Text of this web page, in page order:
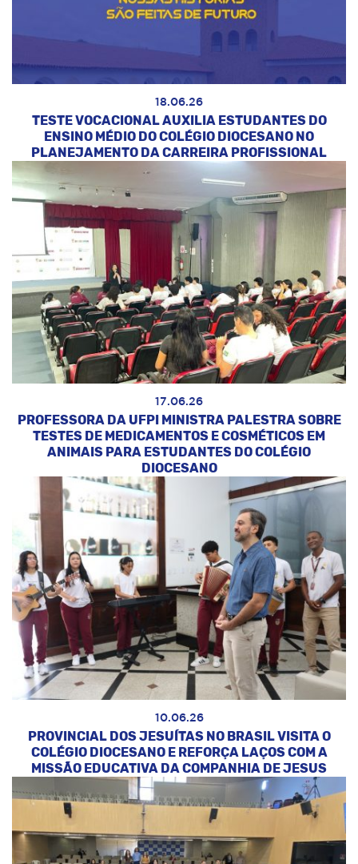
18.06.26
TESTE VOCACIONAL AUXILIA ESTUDANTES DO
ENSINO MÉDIO DO COLÉGIO DIOCESANO NO
PLANEJAMENTO DA CARREIRA PROFISSIONAL
17.06.26
PROFESSORA DA UFPI MINISTRA PALESTRA SOBRE
TESTES DE MEDICAMENTOS E COSMÉTICOS EM
ANIMAIS PARA ESTUDANTES DO COLÉGIO
DIOCESANO
10.06.26
PROVINCIAL DOS JESUÍTAS NO BRASIL VISITA O
COLÉGIO DIOCESANO E REFORÇA LAÇOS COM A
MISSÃO EDUCATIVA DA COMPANHIA DE JESUS